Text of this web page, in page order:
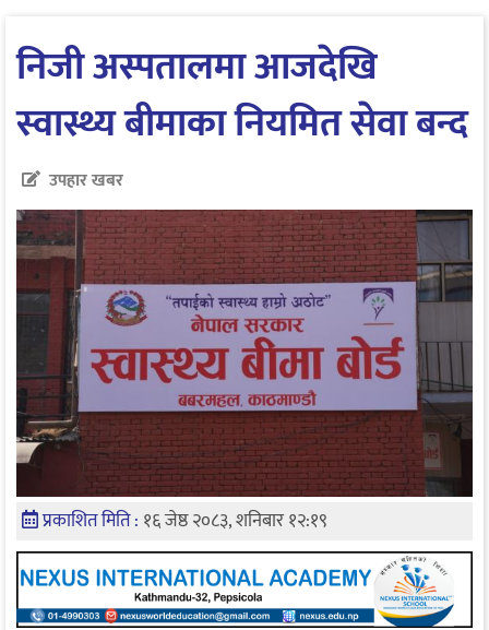
निजी अस्पतालमा आजदेखि
स्वास्थ्य बीमाका नियमित सेवा बन्द
उपहार खबर
प्रकाशित मिति : १६ जेष्ठ २०८३, शनिबार १२:१९